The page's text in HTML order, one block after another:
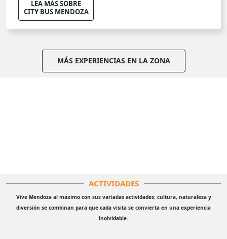
LEA MÁS SOBRE
CITY BUS MENDOZA
MÁS EXPERIENCIAS EN LA ZONA
ACTIVIDADES
Vive Mendoza al máximo con sus variadas actividades: cultura, naturaleza y
diversión se combinan para que cada visita se convierta en una experiencia
inolvidable.